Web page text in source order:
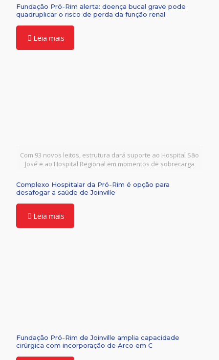
Fundação Pró-Rim alerta: doença bucal grave pode
quadruplicar o risco de perda da função renal
Leia mais
Com 93 novos leitos, estrutura dará suporte ao Hospital São
José e ao Hospital Regional em momentos de sobrecarga
Complexo Hospitalar da Pró-Rim é opção para
desafogar a saúde de Joinville
Leia mais
Fundação Pró-Rim de Joinville amplia capacidade
cirúrgica com incorporação de Arco em C